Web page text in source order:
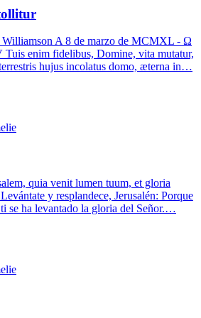
A 8 de marzo de MCMXL - Ω
enim fidelibus, Domine, vita mutatur,
hujus incolatus domo, æterna in…
quia venit lumen tuum, et gloria
y resplandece, Jerusalén: Porque
se ha levantado la gloria del Señor.…